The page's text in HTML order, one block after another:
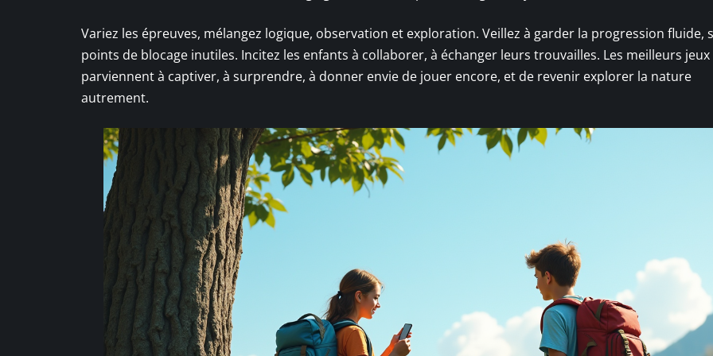
Variez les épreuves, mélangez logique, observation et exploration. Veillez à garder la progression fluide,
points de blocage inutiles. Incitez les enfants à collaborer, à échanger leurs trouvailles. Les meilleurs jeux
parviennent à captiver, à surprendre, à donner envie de jouer encore, et de revenir explorer la nature
autrement.